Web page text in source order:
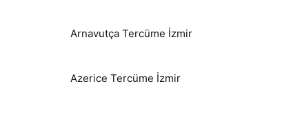
Arnavutça Tercüme İzmir
Azerice Tercüme İzmir